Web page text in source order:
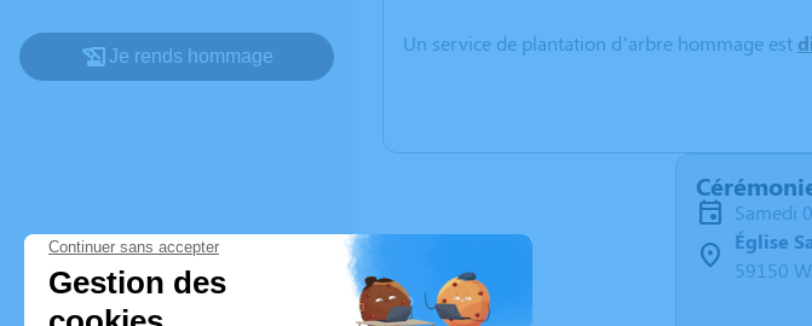
Je rends hommage
Un service de plantation d’arbre hommage est
samedi
Église
59150